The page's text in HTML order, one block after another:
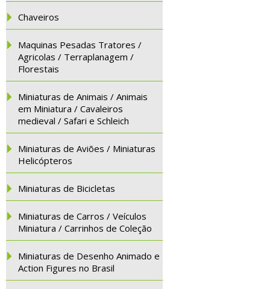
Chaveiros
Maquinas Pesadas Tratores /
Agricolas / Terraplanagem /
Florestais
Miniaturas de Animais / Animais
em Miniatura / Cavaleiros
medieval / Safari e Schleich
Miniaturas de Aviões / Miniaturas
Helicópteros
Miniaturas de Bicicletas
Miniaturas de Carros / Veículos
Miniatura / Carrinhos de Coleção
Miniaturas de Desenho Animado e
Action Figures no Brasil